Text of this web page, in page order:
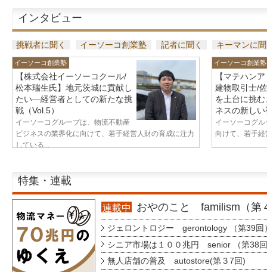
インタビュー
挑戦者に聞く イーソーコ創業塾 記者に聞く キーマンに
イーソーコ創業塾
【株式会社イーソーコクール/
松本瑞生氏】地元茨城に貢献し
たい—経営者としての新たな挑
戦（Vol.5）
イーソーコグループは、物流不動産
ビジネスの業界化に向けて、若手経営人財の育成に注力
している...
イーソーコ創業塾
【マテハン
建物取引士/
を土台に挑
ネスの新し
イーソーコグ
向けて、若手
特集・連載
連載中 おやのこと familism（第
ジェロントロジー gerontology （第39回
シニア市場は１００兆円 senior （第38
無人店舗の普及 autostore(第３7回)